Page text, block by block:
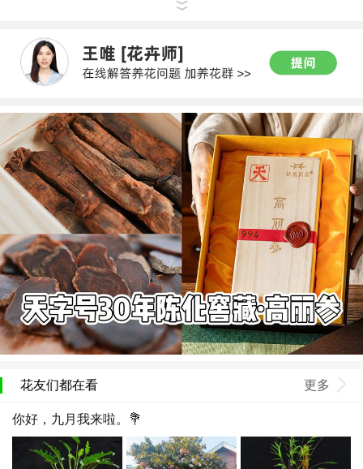
花友们都在看 更多
你好，九月我来啦。💐